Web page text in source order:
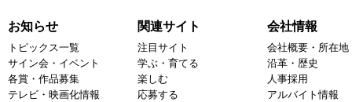
お知らせ
トピックス一覧
サイン会・イベント
各賞・作品募集
テレビ・映画化情報
関連サイト
注目サイト
学ぶ・育てる
楽しむ
応募する
会社情報
会社概要・所在地
沿革・歴史
人事採用
アルバイト情報